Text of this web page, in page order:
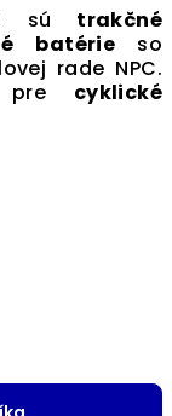
sú trakčné
batérie so
rade NPC.
pre cyklické